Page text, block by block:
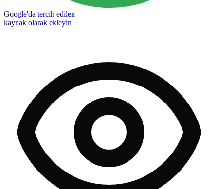
Google'da tercih edilen
kaynak olarak ekleyin